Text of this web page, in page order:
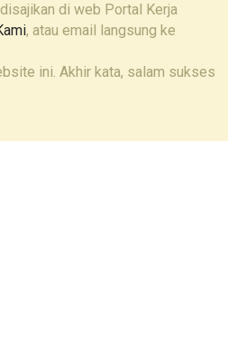
di web Portal Kerja
, atau email langsung ke
ini. Akhir kata, salam sukses